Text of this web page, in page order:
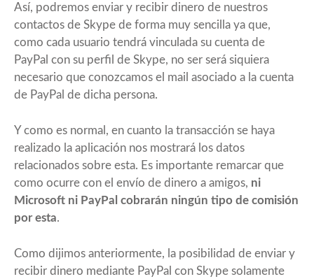
Así, podremos enviar y recibir dinero de nuestros
contactos de Skype de forma muy sencilla ya que,
como cada usuario tendrá vinculada su cuenta de
PayPal con su perfil de Skype, no ser será siquiera
necesario que conozcamos el mail asociado a la cuenta
de PayPal de dicha persona.
Y como es normal, en cuanto la transacción se haya
realizado la aplicación nos mostrará los datos
relacionados sobre esta. Es importante remarcar que
como ocurre con el envío de dinero a amigos, ni
Microsoft ni PayPal cobrarán ningún tipo de comisión
por esta.
Como dijimos anteriormente, la posibilidad de enviar y
recibir dinero mediante PayPal con Skype solamente